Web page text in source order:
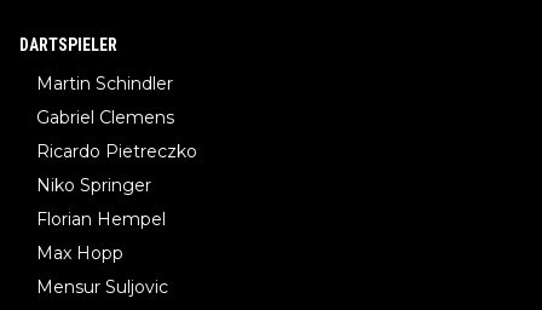
DARTSPIELER
Martin Schindler
Gabriel Clemens
Ricardo Pietreczko
Niko Springer
Florian Hempel
Max Hopp
Mensur Suljovic